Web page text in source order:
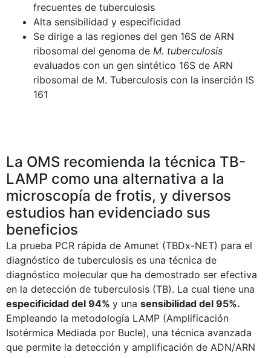
frecuentes de tuberculosis
Alta sensibilidad y especificidad
Se dirige a las regiones del gen 16S de ARN
ribosomal del genoma de M. tuberculosis
evaluados con un gen sintético 16S de ARN
ribosomal de M. Tuberculosis con la inserción IS
161
La OMS recomienda la técnica TB-
LAMP como una alternativa a la
microscopía de frotis, y diversos
estudios han evidenciado sus
beneficios
La prueba PCR rápida de Amunet (TBDx-NET) para el
diagnóstico de tuberculosis es una técnica de
diagnóstico molecular que ha demostrado ser efectiva
en la detección de tuberculosis (TB). La cual tiene una
especificidad del 94% y una sensibilidad del 95%.
Empleando la metodología LAMP (Amplificación
Isotérmica Mediada por Bucle), una técnica avanzada
que permite la detección y amplificación de ADN/ARN